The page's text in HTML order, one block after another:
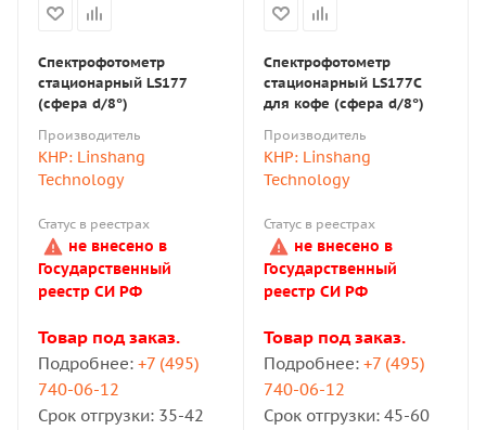
Спектрофотометр
стационарный LS177
(сфера d/8°)
Производитель
КНР: Linshang
Technology
Статус в реестрах
не внесено в
Государственный
реестр СИ РФ
Товар под заказ.
Подробнее: +7 (495)
740-06-12
Срок отгрузки: 35-42
Спектрофотометр
стационарный LS177С
для кофе (сфера d/8°)
Производитель
КНР: Linshang
Technology
Статус в реестрах
не внесено в
Государственный
реестр СИ РФ
Товар под заказ.
Подробнее: +7 (495)
740-06-12
Срок отгрузки: 45-60